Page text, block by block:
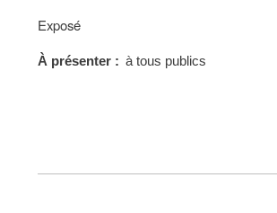
Type
présentation
Exposé
À présenter à tous publics
FOOTER